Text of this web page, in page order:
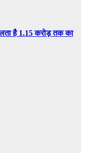
है 1.15 करोड़ तक का